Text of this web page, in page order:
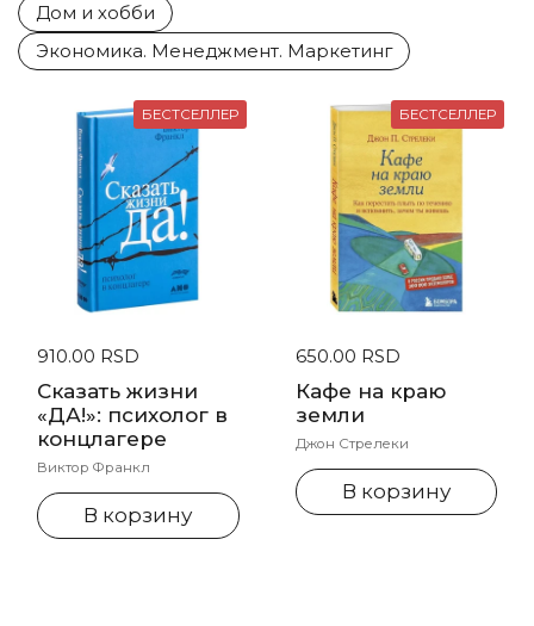
Дом и хобби
Экономика. Менеджмент. Маркетинг
Стандартная цена
910.00 RSD
Сказать жизни
«ДА!»: психолог в
концлагере
Виктор Франкл
В корзину
БЕСТСЕЛЛЕР
Стандартная цена
650.00 RSD
Кафе на краю
земли
Джон Стрелеки
В корзину
БЕСТСЕЛЛЕР